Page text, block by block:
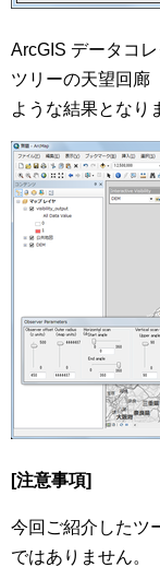
ArcGIS データコ
ツリーの天望回廊
ような結果となり
[注意事項]
今回ご紹介したツ
ではありません。